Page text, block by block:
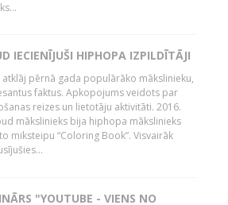
IECIENĪJUŠI HIPHOPA IZPILDĪTĀJI
pērnā gada populārāko mākslinieku,
faktus. Apkopojums veidots par
reizes un lietotāju aktivitāti. 2016.
mākslinieks bija hiphopa mākslinieks
miksteipu “Coloring Book”. Visvairāk
"YOUTUBE - VIENS NO